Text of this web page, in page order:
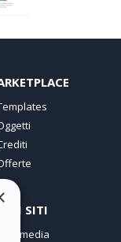
SITI
Incomedia